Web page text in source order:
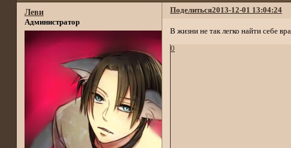
Поделиться2013-12-01 13:04:24
Леви
Администратор
В жизни не так легко найти себе
0